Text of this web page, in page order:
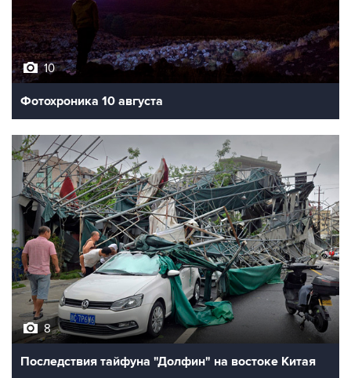
10
Фотохроника 10 августа
8
Последствия тайфуна "Долфин" на востоке Китая